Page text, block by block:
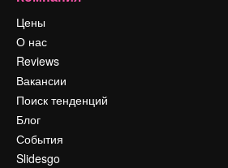
Цены
О нас
Reviews
Вакансии
Поиск тенденций
Блог
События
Slidesgo